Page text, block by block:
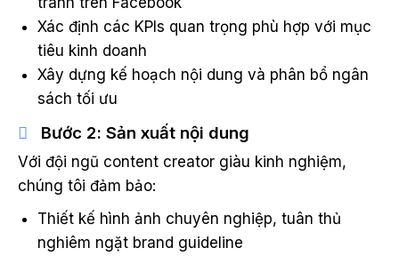
Xác định các KPIs quan trọng phù hợp với mục
tiêu kinh doanh
Xây dựng kế hoạch nội dung và phân bổ ngân
sách tối ưu
Bước 2: Sản xuất nội dung
Với đội ngũ content creator giàu kinh nghiệm,
chúng tôi đảm bảo:
Thiết kế hình ảnh chuyên nghiệp, tuân thủ
nghiêm ngặt brand guideline